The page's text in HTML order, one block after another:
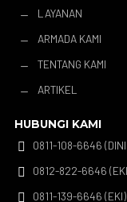
K
LAYANAN
K ARMADA KAMI
K TENTANG KAMI
K ARTIKEL
HUBUNGI KAMI

0811-108-6646

0812-822-6646

0811-139-6646 (EKI)